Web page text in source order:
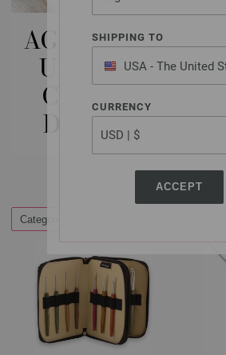
SHIPPING TO
USA - The United
of America
CURRENCY
ACCEPT
AGHI LANA
UNCINETTO |
CON MANICO
DESIGN-
Categorie